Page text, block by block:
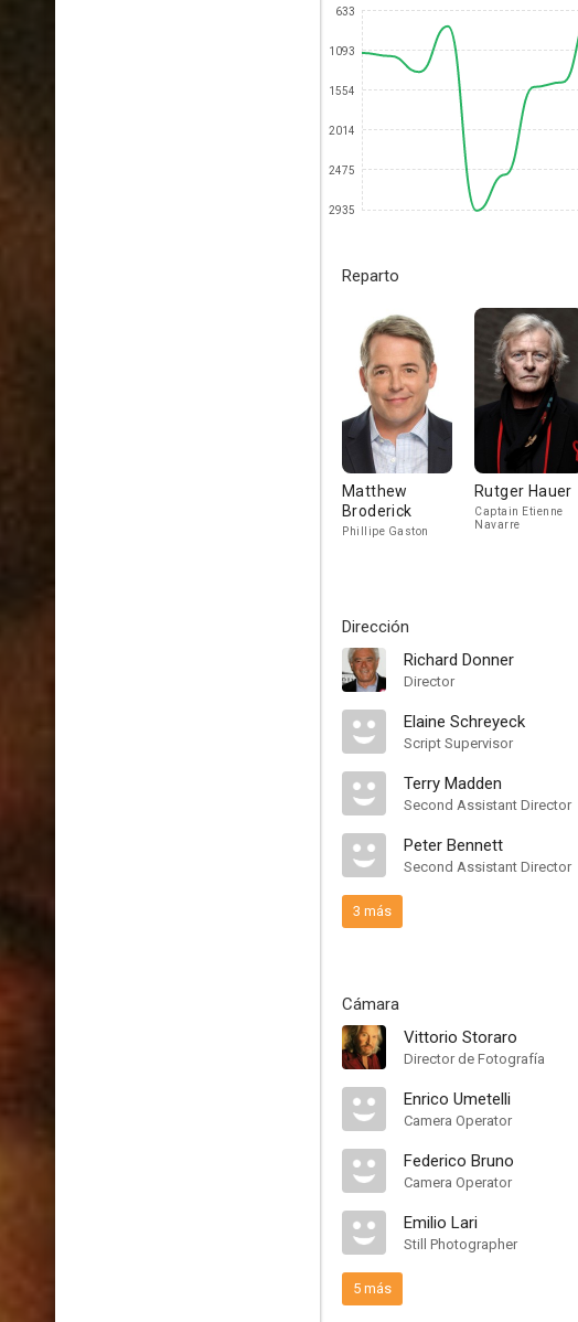
633
1093
1554
2014
2475
2935
Reparto
Matthew
Broderick
Phillipe Gaston
Rutger Hauer
Captain Etienne
Navarre
Dirección
Richard Donner
Director
Elaine Schreyeck
Script Supervisor
Terry Madden
Second Assistant Director
Peter Bennett
Second Assistant Director
3 más
Cámara
Vittorio Storaro
Director de Fotografía
Enrico Umetelli
Camera Operator
Federico Bruno
Camera Operator
Emilio Lari
Still Photographer
5 más